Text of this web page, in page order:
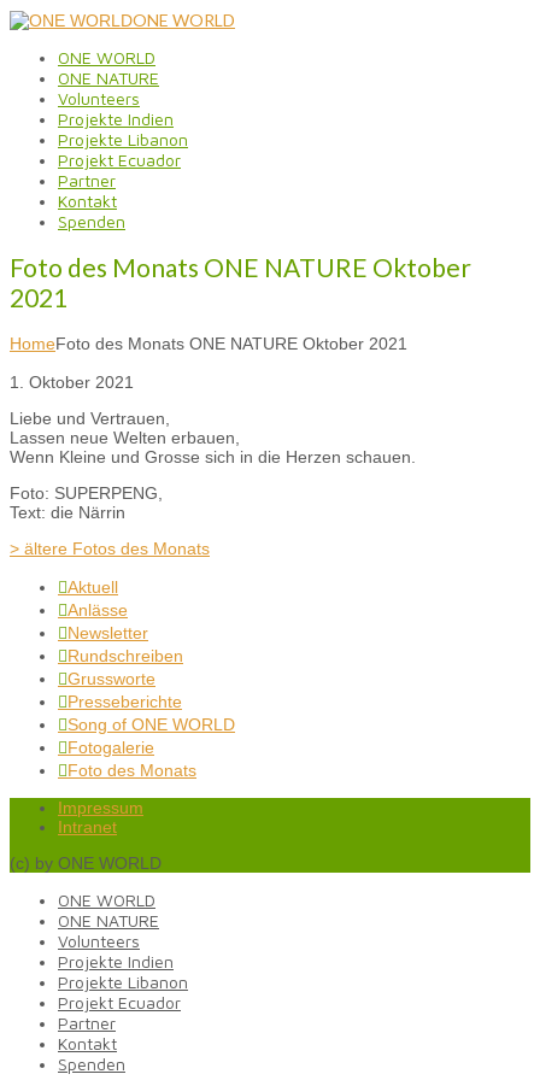
ONE WORLD
ONE WORLD
ONE NATURE
Volunteers
Projekte Indien
Projekte Libanon
Projekt Ecuador
Partner
Kontakt
Spenden
Foto des Monats ONE NATURE Oktober
2021
HomeFoto des Monats ONE NATURE Oktober 2021
1. Oktober 2021
Liebe und Vertrauen,
Lassen neue Welten erbauen,
Wenn Kleine und Grosse sich in die Herzen schauen.
Foto: SUPERPENG,
Text: die Närrin
> ältere Fotos des Monats
Aktuell
Anlässe
Newsletter
Rundschreiben
Grussworte
Presseberichte
Song of ONE WORLD
Fotogalerie
Foto des Monats
Impressum
Intranet
(c) by ONE WORLD
ONE WORLD
ONE NATURE
Volunteers
Projekte Indien
Projekte Libanon
Projekt Ecuador
Partner
Kontakt
Spenden